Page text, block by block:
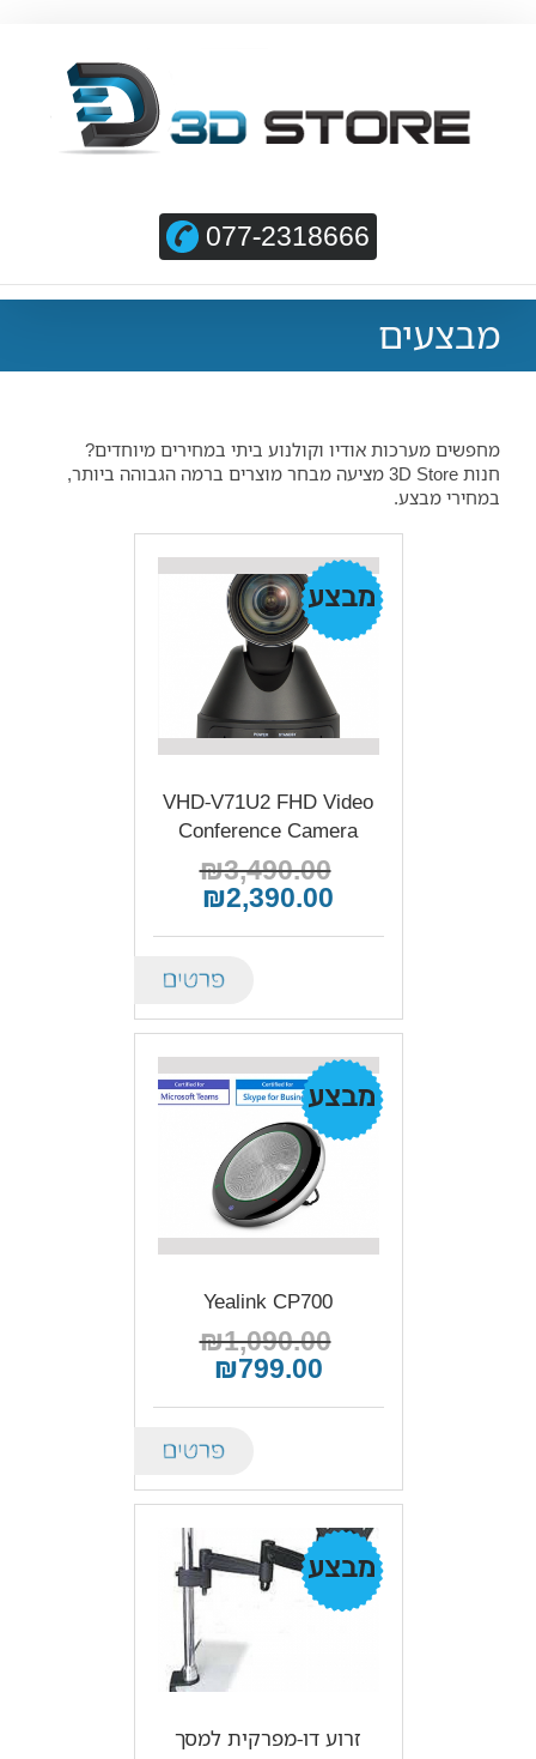
077-2318666
מבצעים
מחפשים מערכות אודיו וקולנוע ביתי במחירים מיוחדים?
חנות 3D Store מציעה מבחר מוצרים ברמה הגבוהה ביותר,
במחירי מבצע.
VHD-V71U2 FHD Video
Conference Camera
₪3,490.00
₪2,390.00
Yealink CP700
₪1,090.00
₪799.00
זרוע דו-מפרקית למסך